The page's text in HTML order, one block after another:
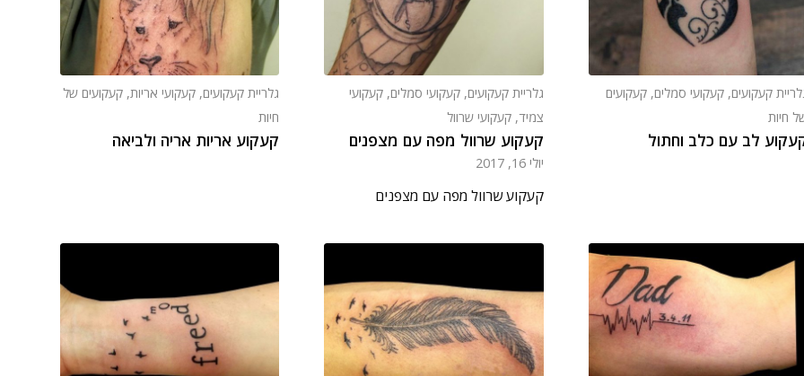
גלריית קעקועים, קעקועי אריות, קעקועים של
חיות
קעקוע אריות אריה ולביאה
גלריית קעקועים,קעקועי סמלים,קעקועי
צמיד,קעקועי שרוול
קעקוע שרוול מפה עם מצפנים
יולי 16, 2017
קעקוע שרוול מפה עם מצפנים
קעקועים, קעקועי סמלים, קעקועים
חיות
לב עם כלב וחתול